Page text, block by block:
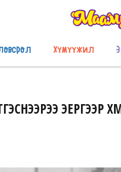
Хүмүүжил
ЭЕРГЭЭР